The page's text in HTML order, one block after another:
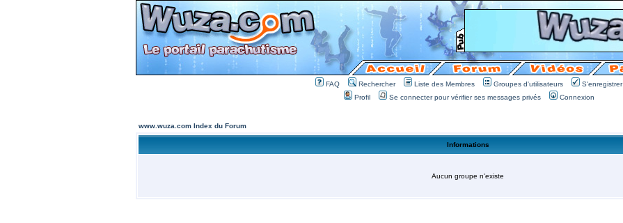
FAQ Rechercher Liste des Membres Groupes d'utilisateurs
S'enregistrer
Profil
Se connecter pour vérifier ses messages privés Connexion
www.wuza.com Index du Forum
Informations
Aucun groupe n'existe